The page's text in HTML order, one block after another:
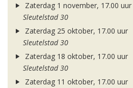
Zaterdag 1 november, 17.00 uur
Sleutelstad 30
Zaterdag 25 oktober, 17.00 uur
Sleutelstad 30
Zaterdag 18 oktober, 17.00 uur
Sleutelstad 30
Zaterdag 11 oktober, 17.00 uur